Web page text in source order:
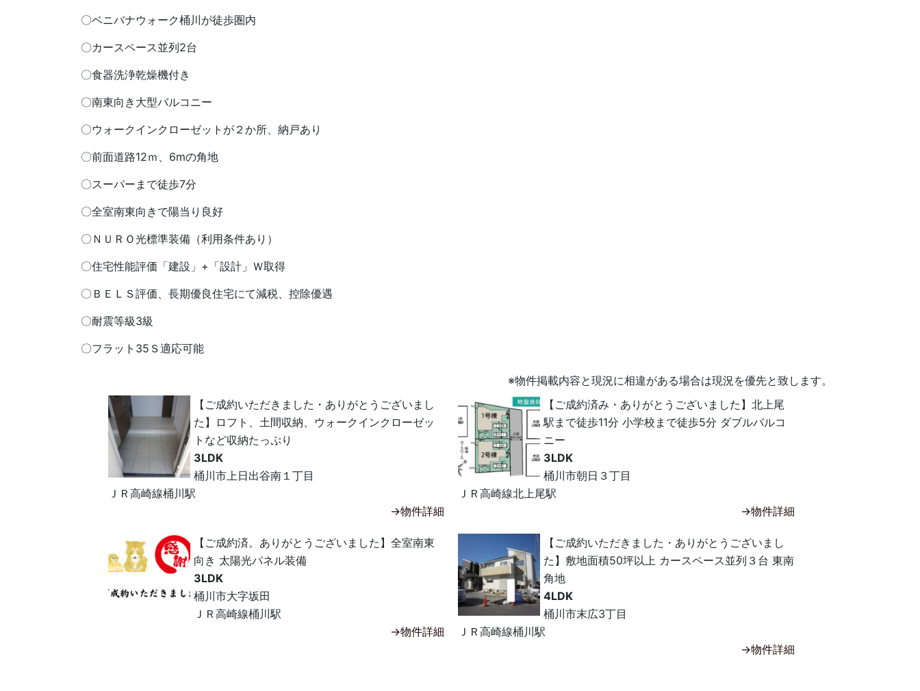
〇ベニバナウォーク桶川が徒歩圏内
〇カースペース並列2台
〇食器洗浄乾燥機付き
〇南東向き大型バルコニー
〇ウォークインクローゼットが２か所、納戸あり
〇前面道路12ｍ、6mの角地
〇スーパーまで徒歩7分
〇全室南東向きで陽当り良好
〇ＮＵＲＯ光標準装備（利用条件あり）
〇住宅性能評価「建設」+「設計」Ｗ取得
〇ＢＥＬＳ評価、長期優良住宅にて減税、控除優遇
〇耐震等級3級
〇フラット35Ｓ適応可能
※物件掲載内容と現況に相違がある場合は現況を優先と致します。
【ご成約いただきました・ありがとうございまし
た】ロフト、土間収納、ウォークインクローゼッ
トなど収納たっぷり
3LDK
桶川市上日出谷南１丁目
ＪＲ高崎線桶川駅
→物件詳細
【ご成約済み・ありがとうございました】北上尾
駅まで徒歩11分 小学校まで徒歩5分 ダブルバルコ
ニー
3LDK
桶川市朝日３丁目
ＪＲ高崎線北上尾駅
→物件詳細
【ご成約済。ありがとうございました】全室南東
向き 太陽光パネル装備
3LDK
桶川市大字坂田
ＪＲ高崎線桶川駅
→物件詳細
【ご成約いただきました・ありがとうございまし
た】敷地面積50坪以上 カースペース並列３台 東南
角地
4LDK
桶川市末広3丁目
ＪＲ高崎線桶川駅
→物件詳細